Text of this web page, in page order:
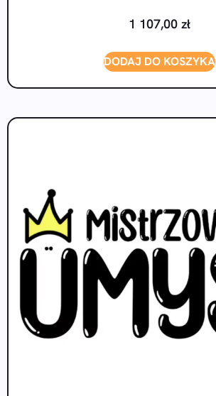
1 107,00 zł
DODAJ DO KOSZYKA